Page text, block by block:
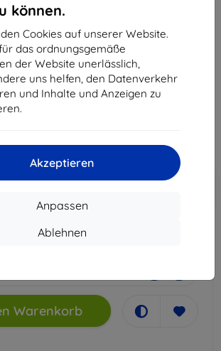
können.
Cookies auf unserer Website.
das ordnungsgemäße
der Website unerlässlich,
uns helfen, den Datenverkehr
und Inhalte und Anzeigen zu
Akzeptieren
Anpassen
Ablehnen
für Google Pixel Fold
Pixel Fold
mit Gutschein
In den
Warenkorb